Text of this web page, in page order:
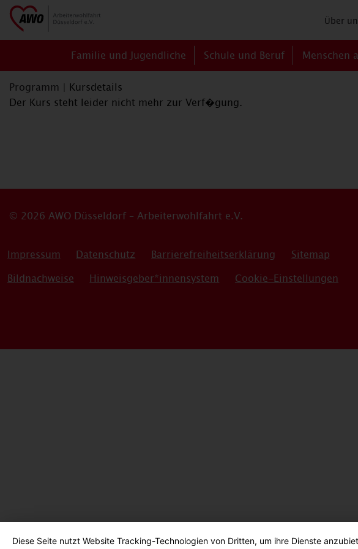
Über
Familie und Jugendliche Schule und Beruf Menschen
Programm
Kursdetails
Der Kurs steht leider nicht mehr zur Verf�gung.
Impressum Datenschutz Barrierefreiheitserklärung
Sitemap
Bildnachweise
Hinweisgeber*innensystem Cookie-Einstellungen
© 2026 AWO Düsseldorf – Arbeiterwohlfahrt e.V.
Diese Seite nutzt Website Tracking-Technologien von Dritten, um ihre Dienste